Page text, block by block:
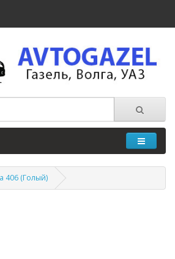
406 (Голый)